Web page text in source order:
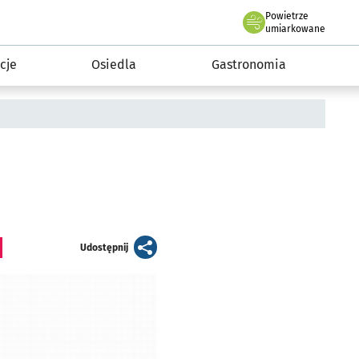
Powietrze
we Wrocławiu
umiarkowane
Osiedla Gastronomia
Udostępnijartykuł